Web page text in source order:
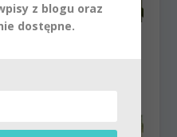
jest
Babaji w Polsce
z blogu oraz
dostępne.